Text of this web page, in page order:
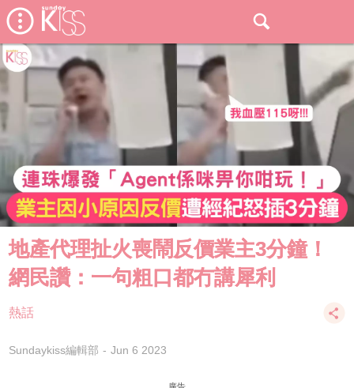
地產代理扯火喪鬧反價業主3分鐘！
網民讚：一句粗口都冇講犀利
熱話
Sundaykiss編輯部 Jun 6 2023